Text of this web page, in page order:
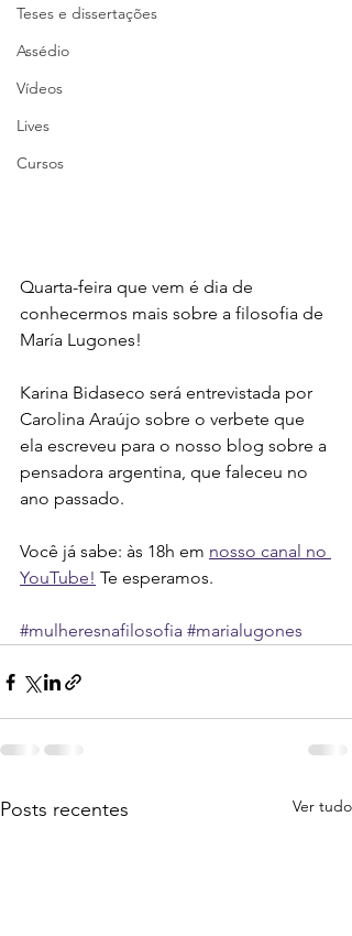
Teses e dissertações
Assédio
Vídeos
Lives
Cursos
Quarta-feira que vem é dia de
conhecermos mais sobre a filosofia de
María Lugones!
Karina Bidaseco será entrevistada por
Carolina Araújo sobre o verbete que
ela escreveu para o nosso blog sobre a
pensadora argentina, que faleceu no
ano passado.
Você já sabe: às 18h em nosso canal no
YouTube! Te esperamos.
#mulheresnafilosofia #marialugones
Posts recentes Ver tudo